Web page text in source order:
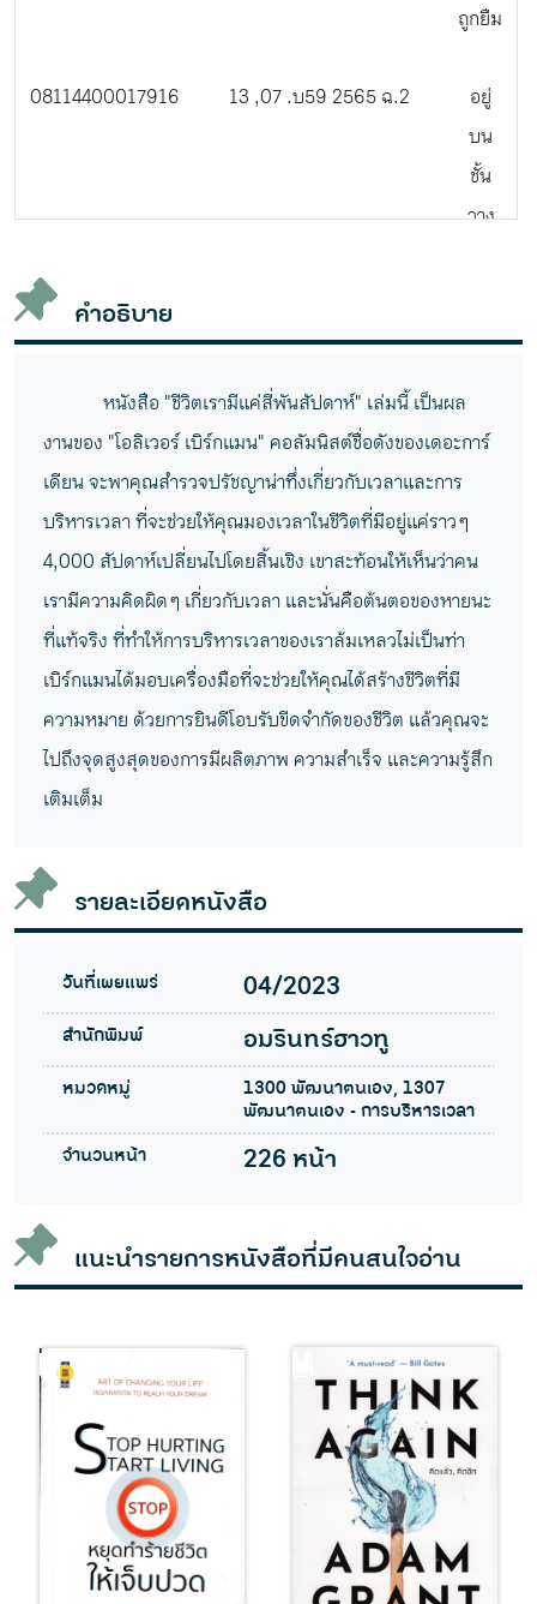
ถูกยืม
08114400017916 13 ,07 .บ59 2565 ฉ.2
อยู่
บน
ชั้น
วาง
คำอธิบาย
หนังสือ "ชีวิตเรามีแค่สี่พันสัปดาห์" เล่มนี้ เป็นผล
งานของ "โอลิเวอร์ เบิร์กแมน" คอลัมนิสต์ชื่อดังของเดอะการ์
เดียน จะพาคุณสำรวจปรัชญาน่าทึ่งเกี่ยวกับเวลาและการ
บริหารเวลา ที่จะช่วยให้คุณมองเวลาในชีวิตที่มีอยู่แค่ราว ๆ
4,000 สัปดาห์เปลี่ยนไปโดยสิ้นเชิง เขาสะท้อนให้เห็นว่าคน
เรามีความคิดผิด ๆ เกี่ยวกับเวลา และนั่นคือต้นตอของหายนะ
ที่แท้จริง ที่ทำให้การบริหารเวลาของเราล้มเหลวไม่เป็นท่า
เบิร์กแมนได้มอบเครื่องมือที่จะช่วยให้คุณได้สร้างชีวิตที่มี
ความหมาย ด้วยการยินดีโอบรับขีดจำกัดของชีวิต แล้วคุณจะ
ไปถึงจุดสูงสุดของการมีผลิตภาพ ความสำเร็จ และความรู้สึก
เติมเต็ม
รายละเอียดหนังสือ
วันที่เผยแพร่ 04/2023
สำนักพิมพ์ อมรินทร์ฮาวทู
หมวดหมู่
1300 พัฒนาตนเอง, 1307
พัฒนาตนเอง - การบริหารเวลา
จำนวนหน้า
226 หน้า
แนะนำรายการหนังสือที่มีคนสนใจอ่าน